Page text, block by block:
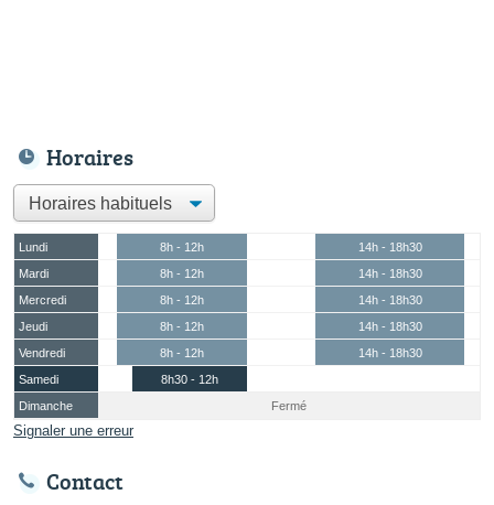
Horaires
Lundi 8h - 12h
14h - 18h30
Mardi
8h - 12h
14h - 18h30
Mercredi
8h - 12h
14h - 18h30
Jeudi
8h - 12h
14h - 18h30
Vendredi
8h - 12h
14h - 18h30
Samedi
8h30 - 12h
Dimanche
Fermé
Signaler une erreur
Contact